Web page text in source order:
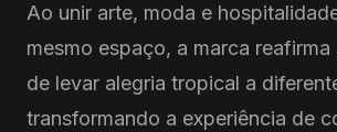
Ao unir arte, moda e
mesmo espaço, a marca
de levar alegria tropical a
transformando a experiência de